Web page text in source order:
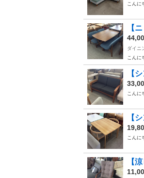
こんに
【
ダイニ
こんに
【
こんに
【
こんに
【